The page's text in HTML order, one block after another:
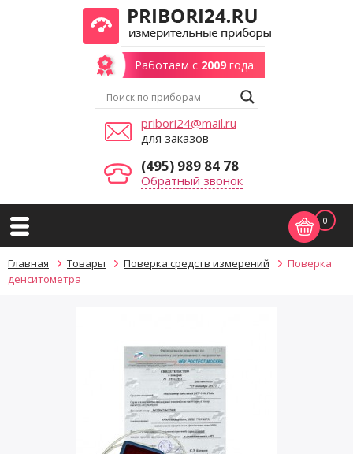
Работаем с 2009года.
pribori24@mail.ru
для заказов
(495) 989 84 78
Обратный звонок
0
Главная Товары Поверка средств измерений
Поверка
денситометра